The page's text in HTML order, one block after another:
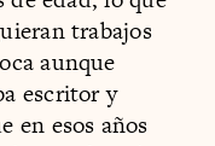
trabajos
aunque
escritor y
en esos años